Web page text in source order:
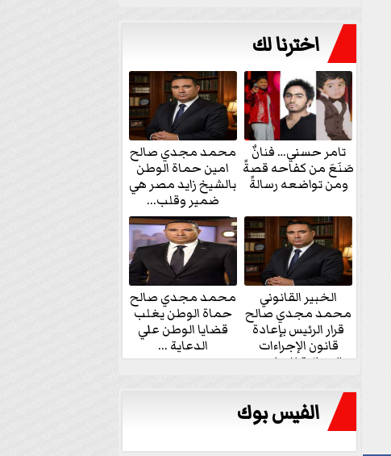
اخترنا لك
تامر حسني… فنانٌ
صَنَعَ من كفاحه قصةً
ومن تواضعه رسالةً
محمد مجدي صالح
امين حماة الوطن
بالشيخ زايد مصر هي
ضمير وقلب...
الخبير القانوني
محمد مجدي صالح
قرار الرئيس بإعادة
قانون الإجراءات
الجنائية للنواب...
محمد مجدي صالح
حماة الوطن يغلب
قضايا الوطن علي
الدعاية ...
الفيس بوك